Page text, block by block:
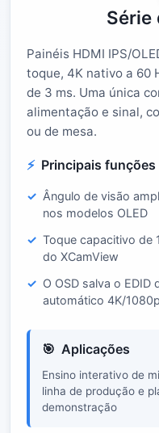
Série
Painéis HDMI IPS/
toque, 4K nativo a 60
de 3 ms. Uma única
alimentação e sinal,
ou de mesa.
Principais funções
Ângulo de visão
nos modelos OLED
Toque capacitivo de
do XCamView
O OSD salva o EDID
automático 4K/1080p
Aplicações
Ensino interativo de
linha de produção e
demonstração